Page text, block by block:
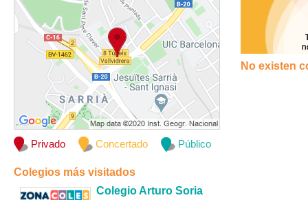
Privado Concertado Público
Colegios más visitados
Colegio Arturo Soria
No existen